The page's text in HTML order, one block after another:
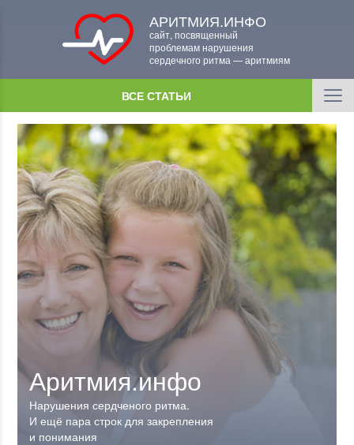
АРИТМИЯ.ИНФО
сайт, посвященный
проблемам нарушения
сердечного ритма — аритмиям
ВСЕ СТАТЬИ
Аритмия.инфо
Нарушения сердченого ритма.
И ещё пара строк для закрепления
и понимания